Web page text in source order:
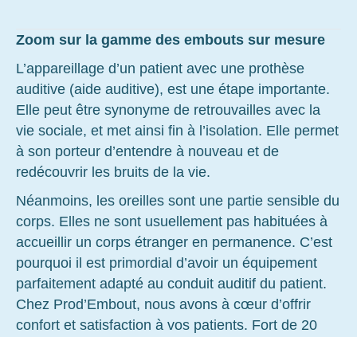
Zoom sur la gamme des embouts sur mesure
L’appareillage d’un patient avec une prothèse
auditive (aide auditive), est une étape importante.
Elle peut être synonyme de retrouvailles avec la
vie sociale, et met ainsi fin à l’isolation. Elle permet
à son porteur d’entendre à nouveau et de
redécouvrir les bruits de la vie.
Néanmoins, les oreilles sont une partie sensible du
corps. Elles ne sont usuellement pas habituées à
accueillir un corps étranger en permanence. C’est
pourquoi il est primordial d’avoir un équipement
parfaitement adapté au conduit auditif du patient.
Chez Prod’Embout, nous avons à cœur d’offrir
confort et satisfaction à vos patients. Fort de 20